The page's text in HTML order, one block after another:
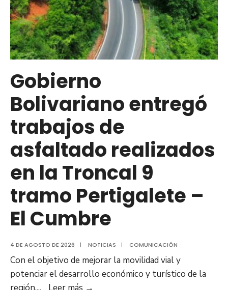
con
nuevo
laboratorio
para
el
de
Clarines
Gobierno
Bolivariano entregó
trabajos de
asfaltado realizados
en la Troncal 9
tramo Pertigalete –
El Cumbre
4 DE AGOSTO DE 2026 | NOTICIAS | COMUNICACIÓN
Con el objetivo de mejorar la movilidad vial y
potenciar el desarrollo económico y turístico de la